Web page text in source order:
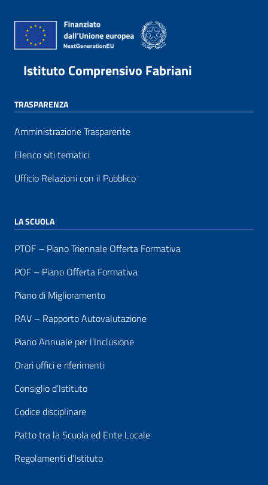
Istituto Comprensivo Fabriani
TRASPARENZA
Amministrazione Trasparente
Elenco siti tematici
Ufficio Relazioni con il Pubblico
LA SCUOLA
PTOF – Piano Triennale Offerta Formativa
POF – Piano Offerta Formativa
Piano di Miglioramento
RAV – Rapporto Autovalutazione
Piano Annuale per l’Inclusione
Orari uffici e riferimenti
Consiglio d’Istituto
Codice disciplinare
Patto tra la Scuola ed Ente Locale
Regolamenti d’Istituto